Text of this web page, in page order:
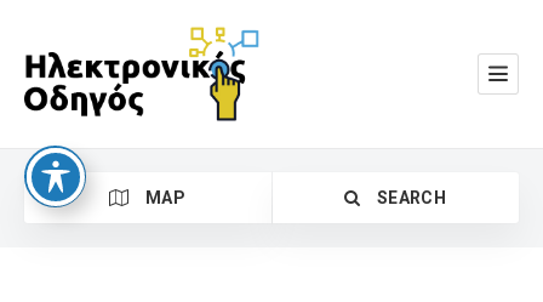
MAP SEARCH